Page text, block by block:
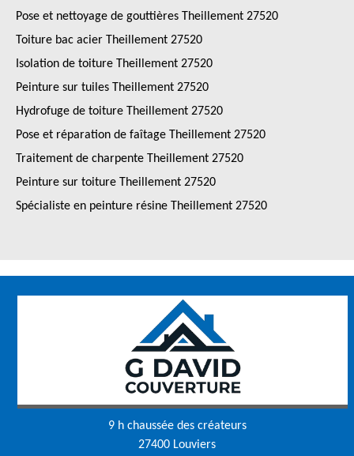
Pose et nettoyage de gouttières Theillement 27520
Toiture bac acier Theillement 27520
Isolation de toiture Theillement 27520
Peinture sur tuiles Theillement 27520
Hydrofuge de toiture Theillement 27520
Pose et réparation de faîtage Theillement 27520
Traitement de charpente Theillement 27520
Peinture sur toiture Theillement 27520
Spécialiste en peinture résine Theillement 27520
9 h chaussée des créateurs
27400 Louviers